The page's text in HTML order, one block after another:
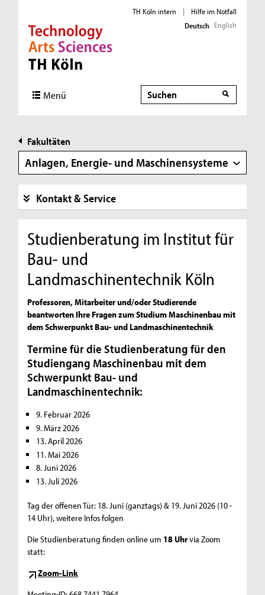
Direkt zur Hauptnavigation
Direkt zur Subnavigation
Direkt zum Inhalt
Direkt zum Fußbereich
TH Köln intern |
Hilfe im Notfall
Deutsch English
Menü Suche
Suche
Fakultäten
Anlagen, Energie- und Maschinensysteme
Kontakt & Service
Studienberatung im Institut für
Bau- und
Landmaschinentechnik Köln
Professoren, Mitarbeiter und/oder Studierende
beantworten Ihre Fragen zum Studium Maschinenbau mit
dem Schwerpunkt Bau- und Landmaschinentechnik
Termine für die Studienberatung für den
Studiengang Maschinenbau mit dem
Schwerpunkt Bau- und
Landmaschinentechnik:
9. Februar 2026
9. März 2026
13. April 2026
11. Mai 2026
8. Juni 2026
13. Juli 2026
Tag der offenen Tür: 18. Juni (ganztags) & 19. Juni 2026 (10 -
14 Uhr), weitere Infos folgen
Die Studienberatung finden online um 18 Uhrvia Zoom
statt:
Zoom-Link